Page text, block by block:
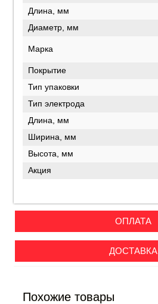
Длина, мм
Диаметр, мм
Марка
Покрытие
Тип упаковки
Тип электрода
Длина, мм
Ширина, мм
Высота, мм
Акция
ОПЛАТА
ДОСТАВКА
Похожие товары